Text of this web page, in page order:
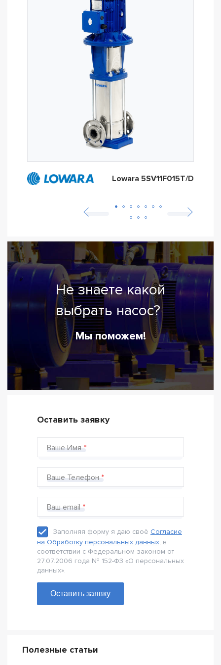
Lowara 5SV11F015T/D
Не знаете какой
выбрать насос?
Мы поможем!
Оставить заявку
Ваше Имя
Ваше Телефон
Ваш email
Заполняя форму я даю своё Согласие
на Обработку персональных данных, в
соответствии с Федеральном законом от
27.07.2006 года № 152-Ф3 «О персональных
данных».
Оставить заявку
Полезные статьи